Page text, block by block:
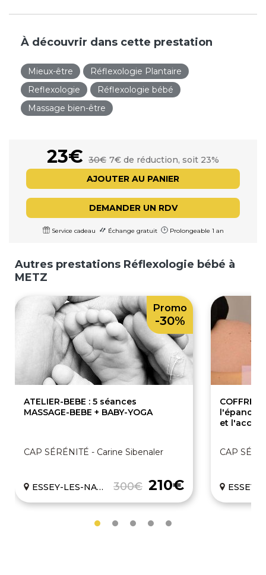
À découvrir dans cette prestation
Mieux-être
Réflexologie Plantaire
Reflexologie
Réflexologie bébé
Massage bien-être
23€ 30€ 7€ de réduction, soit 23%
AJOUTER AU PANIER
DEMANDER UN RDV
Service cadeau Échange gratuit Prolongeable 1 an
Autres prestations Réflexologie bébé à
METZ
ATELIER-BEBE : 5 séances
MASSAGE-BEBE + BABY-YOGA
CAP SÉRÉNITÉ - Carine Sibenaler
300€ 210€
ESSEY-LES-NANCY
Promo
-30%
COFFRET
et
CAP
ESSEY-